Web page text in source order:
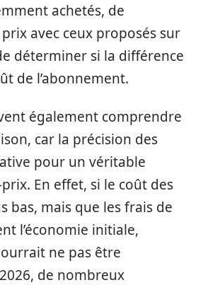
achetés, de
avec ceux proposés sur
déterminer si la différence
de l’abonnement.
également comprendre
car la précision des
pour un véritable
En effet, si le coût des
bas, mais que les frais de
l’économie initiale,
ne pas être
de nombreux